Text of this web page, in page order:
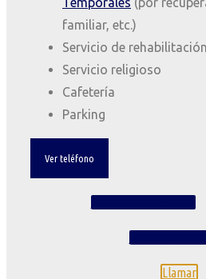
familiar, etc.)
Servicio de
Servicio religioso
Cafetería
Parking
Ver teléfono
Llamar